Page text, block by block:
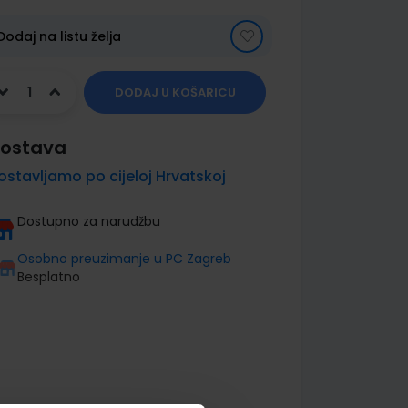
na listu želja
DODAJ U KOŠARICU
po cijeloj Hrvatskoj
Dostupno za narudžbu
Osobno preuzimanje u PC Zagreb
Besplatno